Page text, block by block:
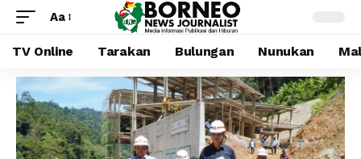
Aa
TV Online Tarakan Bulungan Nunukan